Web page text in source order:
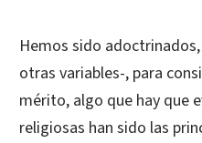
Hemos sido
otras variables-, para
mérito, algo que hay que
religiosas han sido las